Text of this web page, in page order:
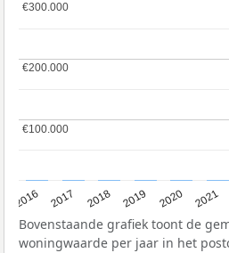
2016 2017 2018 2019 2020 2021
€100.000
€100.000
€200.000
€200.000
€300.000
€300.000
Bovenstaande grafiek toont de
woningwaarde per jaar in het